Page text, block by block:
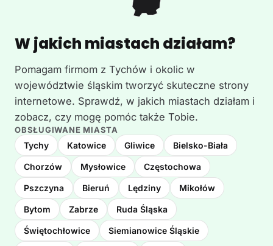
W jakich miastach działam?
Pomagam firmom z Tychów i okolic w
województwie śląskim tworzyć skuteczne strony
internetowe. Sprawdź, w jakich miastach działam i
zobacz, czy mogę pomóc także Tobie.
OBSŁUGIWANE MIASTA
Tychy Katowice Gliwice Bielsko-Biała
Chorzów Mysłowice Częstochowa
Pszczyna Bieruń Lędziny Mikołów
Bytom Zabrze Ruda Śląska
Świętochłowice Siemianowice Śląskie